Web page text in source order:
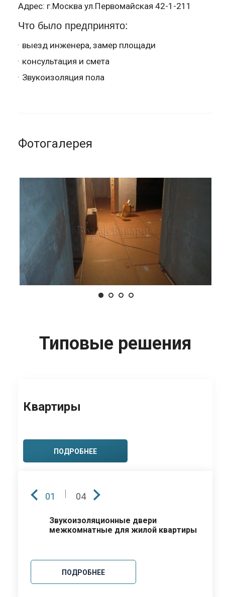
Адрес: г.Москва ул.Первомайская 42-1-211
Что было предпринято:
выезд инженера, замер площади
консультация и смета
Звукоизоляция пола
Фотогалерея
Типовые решения
Квартиры
ПОДРОБНЕЕ
01 04
Звукоизоляционные двери
межкомнатные для жилой квартиры
ПОДРОБНЕЕ